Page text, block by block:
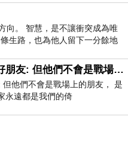
向。 智慧，是不讓衝突成為唯
生路，也為他人留下一分餘地
我們在國外留學時會結交一些好朋友: 但他們不會是戰場上的朋友
他們不會是戰場上的朋友， 是
永遠都是我們的倚